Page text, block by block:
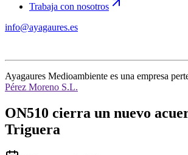
Trabaja con nosotros
info@ayagaures.es
Ayagaures Medioambiente es una empresa
Pérez Moreno S.L.
ON510 cierra un nuevo
Triguera